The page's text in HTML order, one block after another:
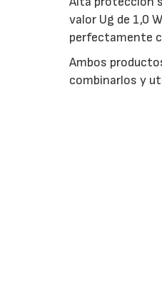
valor Ug de 1,0
perfectamente
Ambos
combinarlos y